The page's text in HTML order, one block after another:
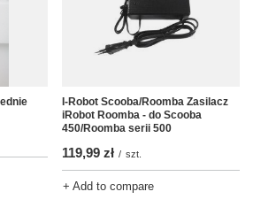
I-Robot Scooba/Roomba Zasilacz
iRobot Roomba - do Scooba
450/Roomba serii 500
119,99 zł / szt.
+ Add to compare